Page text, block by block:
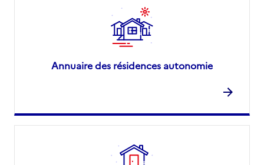
Annuaire des résidences autonomie